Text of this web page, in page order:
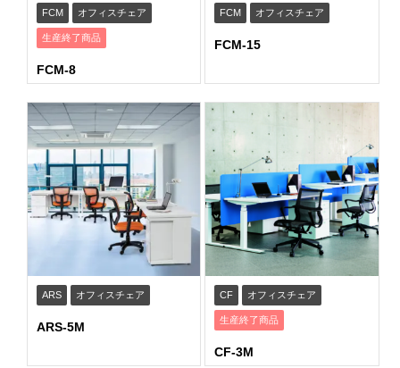
FCM オフィスチェア
生産終了商品
FCM-8
FCM オフィスチェア
FCM-15
ARS オフィスチェア
ARS-5M
CF オフィスチェア
生産終了商品
CF-3M